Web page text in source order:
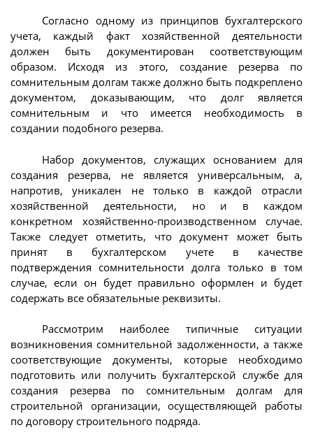
Согласно одному из принципов бухгалтерского
учета, каждый факт хозяйственной деятельности
должен быть документирован соответствующим
образом. Исходя из этого, создание резерва по
сомнительным долгам также должно быть подкреплено
документом, доказывающим, что долг является
сомнительным и что имеется необходимость в
создании подобного резерва.
Набор документов, служащих основанием для
создания резерва, не является универсальным, а,
напротив, уникален не только в каждой отрасли
хозяйственной деятельности, но и в каждом
конкретном хозяйственно-производственном случае.
Также следует отметить, что документ может быть
принят в бухгалтерском учете в качестве
подтверждения сомнительности долга только в том
случае, если он будет правильно оформлен и будет
содержать все обязательные реквизиты.
Рассмотрим наиболее типичные ситуации
возникновения сомнительной задолженности, а также
соответствующие документы, которые необходимо
подготовить или получить бухгалтерской службе для
создания резерва по сомнительным долгам для
строительной организации, осуществляющей работы
по договору строительного подряда.